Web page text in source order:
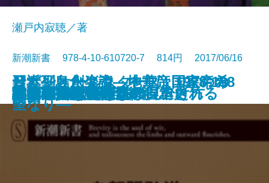
こうして歴史問題は捏造される
女系図でみる驚きの日本史
笑福亭鶴瓶論
リベラルという病
習近平と永楽帝―中華帝国皇帝の
野望―
戦争と平和
サザンオールスターズ 1978-198
5
誰も知らない憲法9条
メディアの驕り
生きてこそ
瀬戸内寂聴／著
新潮新書 978-4-10-610720-7 814円 2017/06/16
新書電子書籍あり
フェイクニュースの見分け方
東大卒貧困ワーカー
日本の暗黒事件
秘伝・日本史解読術
うつ病休職
ジャズの証言
生涯現役論
検索禁止
日本列島創生論―地方は国家の希
望なり―
人間の経済